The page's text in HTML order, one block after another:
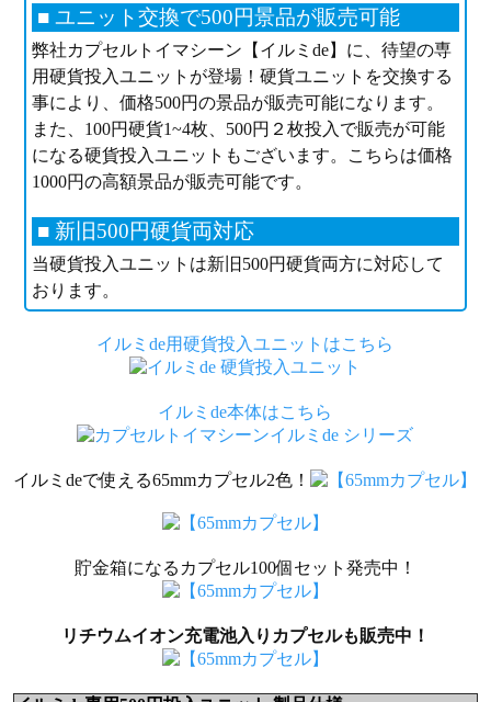
■ ユニット交換で500円景品が販売可能
弊社カプセルトイマシーン【イルミde】に、待望の専
用硬貨投入ユニットが登場！硬貨ユニットを交換する
事により、価格500円の景品が販売可能になります。
また、100円硬貨1~4枚、500円２枚投入で販売が可能
になる硬貨投入ユニットもございます。こちらは価格
1000円の高額景品が販売可能です。
■ 新旧500円硬貨両対応
当硬貨投入ユニットは新旧500円硬貨両方に対応して
おります。
イルミde用硬貨投入ユニットはこちら
イルミde本体はこちら
イルミdeで使える65mmカプセル2色！
貯金箱になるカプセル100個セット発売中！
リチウムイオン充電池入りカプセルも販売中！